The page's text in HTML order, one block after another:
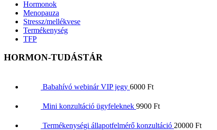
Hormonok
Menopauza
Stressz/mellékvese
Termékenység
TFP
HORMON-TUDÁSTÁR
Babahívó webinár VIP jegy 6000 Ft
Mini konzultáció ügyfeleknek 9900 Ft
Termékenységi állapotfelmérő konzultáció 20000 Ft